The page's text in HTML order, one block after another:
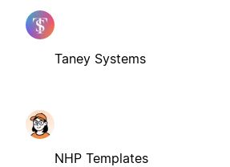
Taney Systems
NHP Templates